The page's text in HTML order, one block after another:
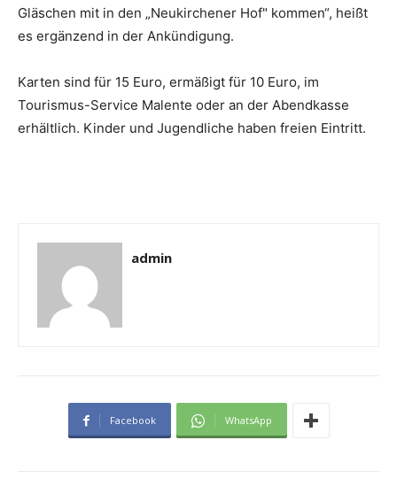
Gläschen mit in den „Neukirchener Hof" kommen“, heißt
es ergänzend in der Ankündigung.
Karten sind für 15 Euro, ermäßigt für 10 Euro, im
Tourismus-Service Malente oder an der Abendkasse
erhältlich. Kinder und Jugendliche haben freien Eintritt.
admin
Facebook WhatsApp